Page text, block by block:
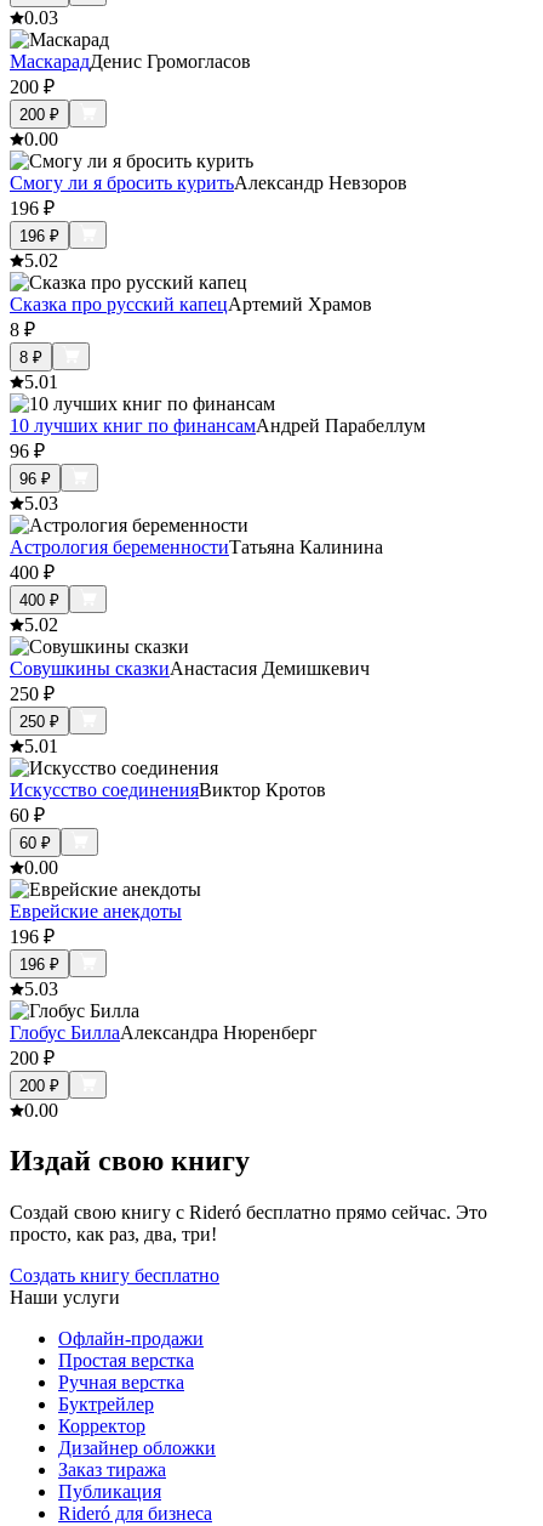
0.03
МаскарадДенис Громогласов
200 ₽
200 ₽
0.00
Смогу ли я бросить куритьАлександр Невзоров
196 ₽
196 ₽
5.02
Сказка про русский капецАртемий Храмов
8 ₽
8 ₽
5.01
10 лучших книг по финансамАндрей Парабеллум
96 ₽
96 ₽
5.03
Астрология беременностиТатьяна Калинина
400 ₽
400 ₽
5.02
Совушкины сказкиАнастасия Демишкевич
250 ₽
250 ₽
5.01
Искусство соединенияВиктор Кротов
60 ₽
60 ₽
0.00
Еврейские анекдоты
196 ₽
196 ₽
5.03
Глобус БиллаАлександра Нюренберг
200 ₽
200 ₽
0.00
Издай свою книгу
Создай свою книгу с Rideró бесплатно прямо сейчас. Это
просто, как раз, два, три!
Создать книгу бесплатно
Наши услуги
Офлайн-продажи
Простая верстка
Ручная верстка
Буктрейлер
Корректор
Дизайнер обложки
Заказ тиража
Публикация
Rideró для бизнеса